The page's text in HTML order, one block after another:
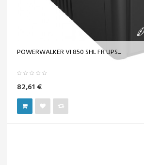
POWERWALKER VI 850 SHL FR UPS...
82,61 €